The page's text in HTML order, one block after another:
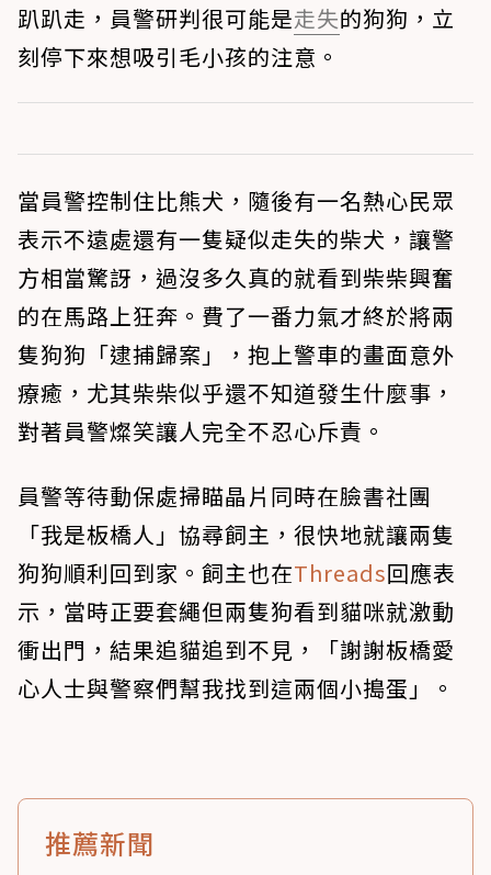
趴趴走，員警研判很可能是走失的狗狗，立
刻停下來想吸引毛小孩的注意。
當員警控制住比熊犬，隨後有一名熱心民眾
表示不遠處還有一隻疑似走失的柴犬，讓警
方相當驚訝，過沒多久真的就看到柴柴興奮
的在馬路上狂奔。費了一番力氣才終於將兩
隻狗狗「逮捕歸案」，抱上警車的畫面意外
療癒，尤其柴柴似乎還不知道發生什麼事，
對著員警燦笑讓人完全不忍心斥責。
員警等待動保處掃瞄晶片同時在臉書社團
「我是板橋人」協尋飼主，很快地就讓兩隻
狗狗順利回到家。飼主也在Threads回應表
示，當時正要套繩但兩隻狗看到貓咪就激動
衝出門，結果追貓追到不見，「謝謝板橋愛
心人士與警察們幫我找到這兩個小搗蛋」。
推薦新聞